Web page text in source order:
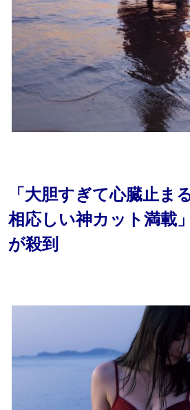
「大胆すぎて心臓止ま
相応しい神カット満載
が殺到